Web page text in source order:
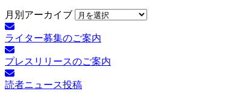
月別アーカイブ
ライター募集のご案内
プレスリリースのご案内
読者ニュース投稿